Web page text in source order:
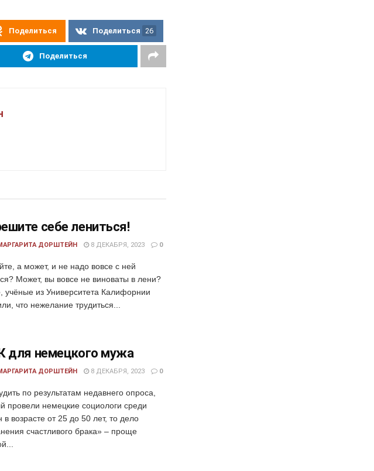
Поделиться Поделиться 26
Поделиться
себе лениться!
ДОРШТЕЙН 8 ДЕКАБРЯ, 2023 0
а может, и не надо вовсе с ней
Может, вы вовсе не виноваты в лени?
учёные из Университета Калифорнии
что нежелание трудиться...
для немецкого мужа
ДОРШТЕЙН 8 ДЕКАБРЯ, 2023 0
по результатам недавнего опроса,
провели немецкие социологи среди
в возрасте от 25 до 50 лет, то дело
счастливого брака» – проще